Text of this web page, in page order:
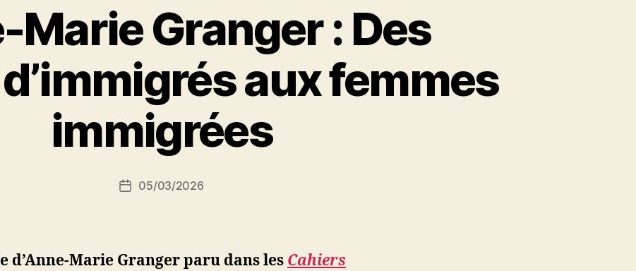
Marie Granger : Des
aux femmes
immigrées
Auteur
P
r
N
b
Date05/03/2026
d’Anne-Marie Granger paru dans les Cahiers